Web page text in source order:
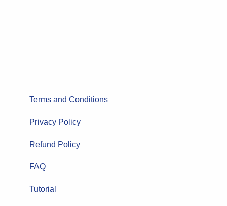
Terms and Conditions
Privacy Policy
Refund Policy
FAQ
Tutorial